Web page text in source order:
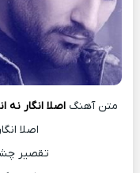
متن آهنگاصلا انگار نه
اصلا
تقصیر